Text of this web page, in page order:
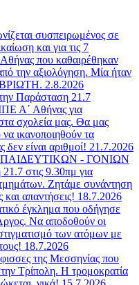
συσπειρωμένος σε
και για τις 7
που καθαιρέθηκαν
την αξιολόγηση. Μία ήταν
2.8.2026
Παράσταση 21.7
Α΄ Αθήνας για
σχολεία μας. Θα μας
ικανοποιηθούν τα
δεν είναι αριθμοί! 21.7.2026
- ΓΟΝΙΩΝ
στις 9.30πμ για
Ζητάμε συνάντηση
και απαντήσεις! 18.7.2026
έγκλημα που οδήγησε
Να αποδοθούν οι
των ατόμων με
18.7.2026
της Μεσσηνίας που
Τρίπολη. Η τρομοκρατία